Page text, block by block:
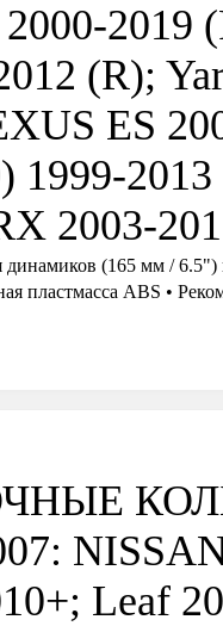
2019
(R);
ES
1999-
2003-
динамиков (165 мм /
пластмасса ABS •
Leaf